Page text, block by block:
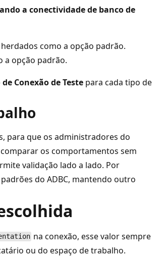
a conectividade de banco de
como a opção padrão.
a opção padrão.
de Conexão de Teste para cada tipo de
para que os administradores do
os comportamentos sem
validação lado a lado. Por
do ADBC, mantendo outro
na conexão, esse valor sempre
ou do espaço de trabalho.